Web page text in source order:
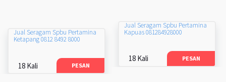
Jual Seragam Spbu Pertamina
Kapuas 081284928000
18 Kali PESAN
Jual Seragam Spbu Pertamina
Ketapang 0812 8492 8000
18 Kali PESAN